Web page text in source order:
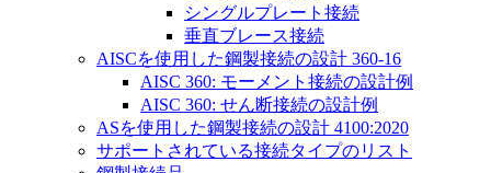
シングルプレート接続
垂直ブレース接続
AISCを使用した鋼製接続の設計 360-16
AISC 360: モーメント接続の設計例
AISC 360: せん断接続の設計例
ASを使用した鋼製接続の設計 4100:2020
サポートされている接続タイプのリスト